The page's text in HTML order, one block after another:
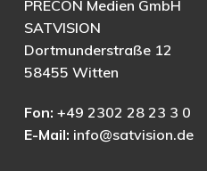
PRECON Medien GmbH
SATVISION
Dortmunderstraße 12
58455 Witten
Fon: +49 2302 28 23 3 0
E-Mail: info@satvision.de